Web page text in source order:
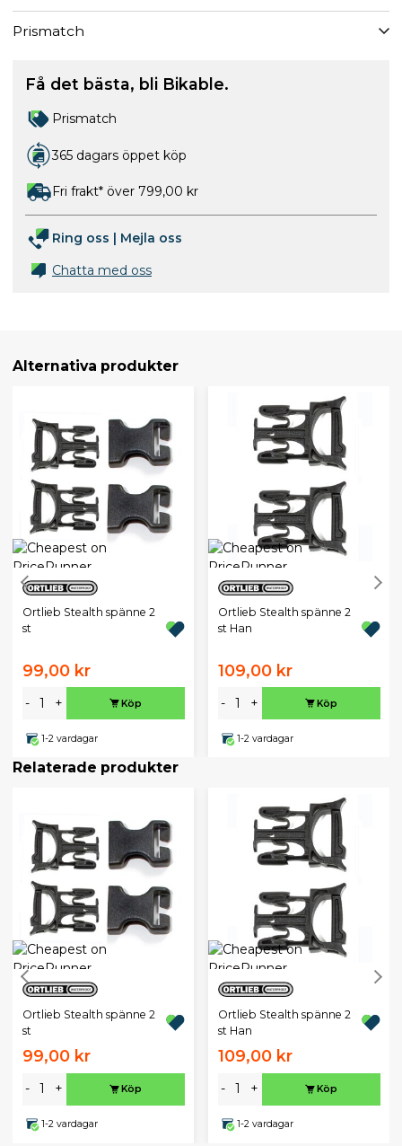
Prismatch
Få det bästa, bli Bikable.
Prismatch
365 dagars öppet köp
Fri frakt* över 799,00 kr
Ring oss | Mejla oss
Chatta med oss
Alternativa produkter
Ortlieb Stealth spänne 2
st
99,00 kr
- + Köp
1-2 vardagar
Ortlieb Stealth spänne 2
st Han
109,00 kr
- + Köp
1-2 vardagar
Relaterade produkter
Ortlieb Stealth spänne 2
st
99,00 kr
- + Köp
1-2 vardagar
Ortlieb Stealth spänne 2
st Han
109,00 kr
- + Köp
1-2 vardagar